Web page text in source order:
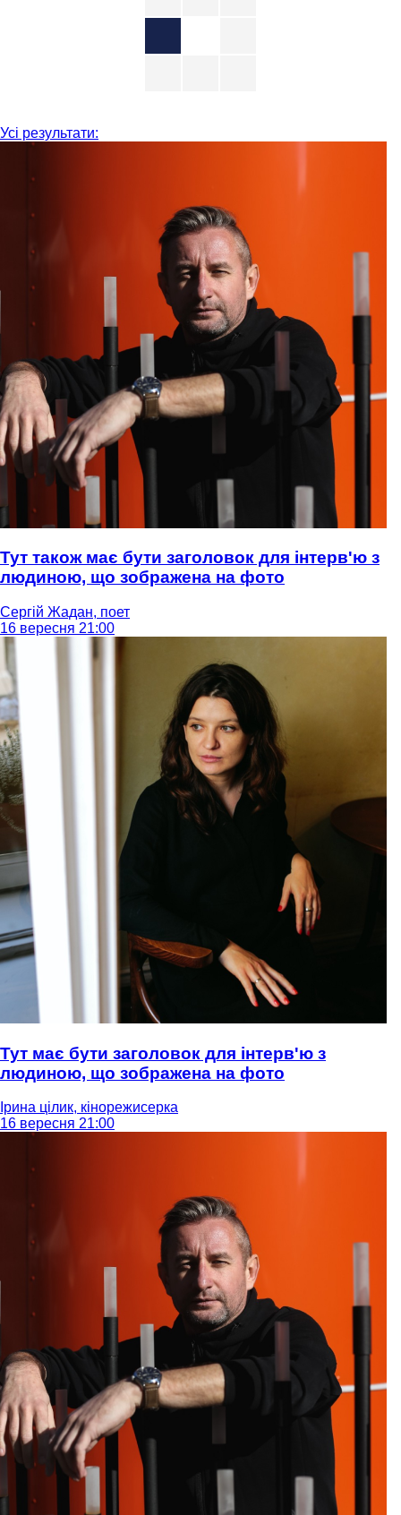
Усі результати:
Тут також має бути заголовок для інтерв'ю з
людиною, що зображена на фото
Сергій Жадан, поет
16 вересня 21:00
Тут має бути заголовок для інтерв'ю з
людиною, що зображена на фото
Ірина цілик, кінорежисерка
16 вересня 21:00